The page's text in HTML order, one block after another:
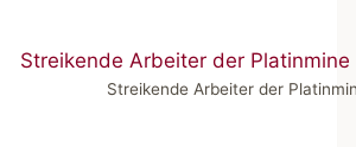
Streikende Arbeiter der